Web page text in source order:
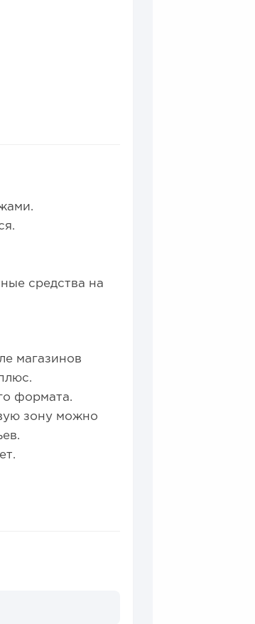
заведения
средства на
магазинов
формата.
зону можно